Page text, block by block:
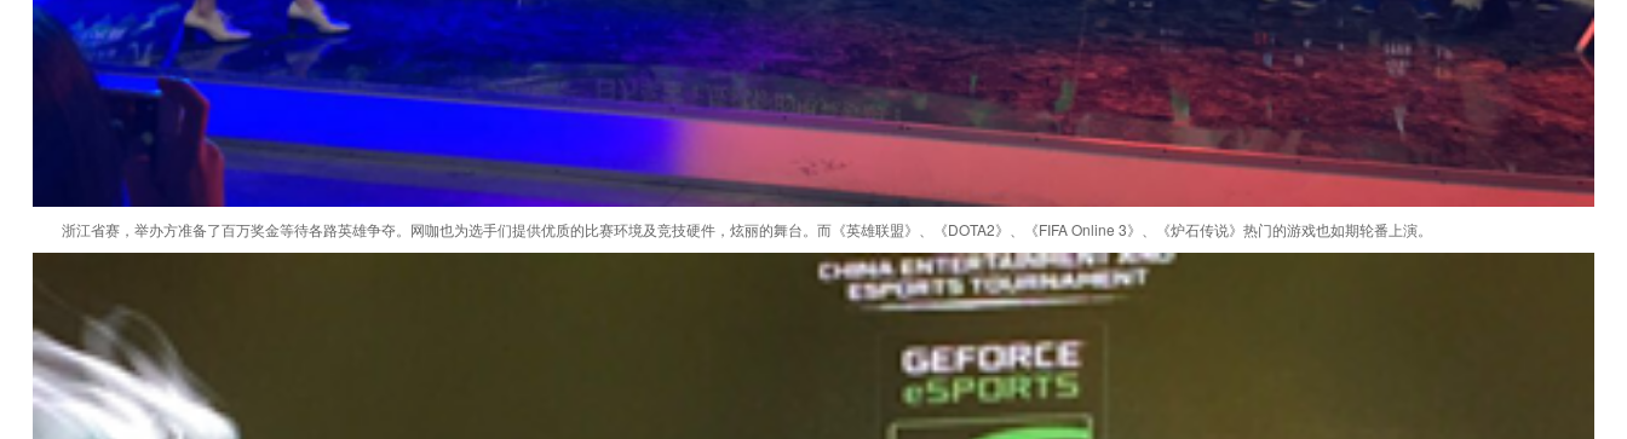
浙江省赛，举办方准备了百万奖金等待各路英雄争夺。网咖也为选手们提供优质的比赛环境及竞技硬件，炫丽的舞台。而《英雄联盟》、《DOTA2》、《FIFA Online 3》、《炉石传说》热门的游戏也如期轮番上演。